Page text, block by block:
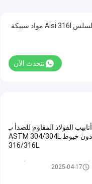
طلاء أنابيب الفولاذ السلس Aisi 316l مواد سبيكة
نتحدث الآن
أنابيب الفولاذ المقاوم للصدأ ب
دون خيوط ASTM 304/304L
316/316L
أنبوب الفولاذ المقاوم للصدأ الزخر
2025-04-17